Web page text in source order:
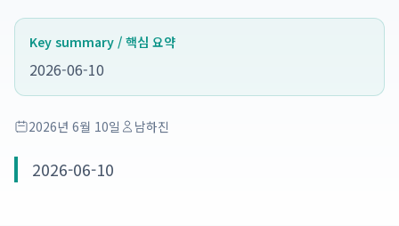
Key summary / 핵심 요약
2026-06-10
2026년 6월 10일 남하진
2026-06-10